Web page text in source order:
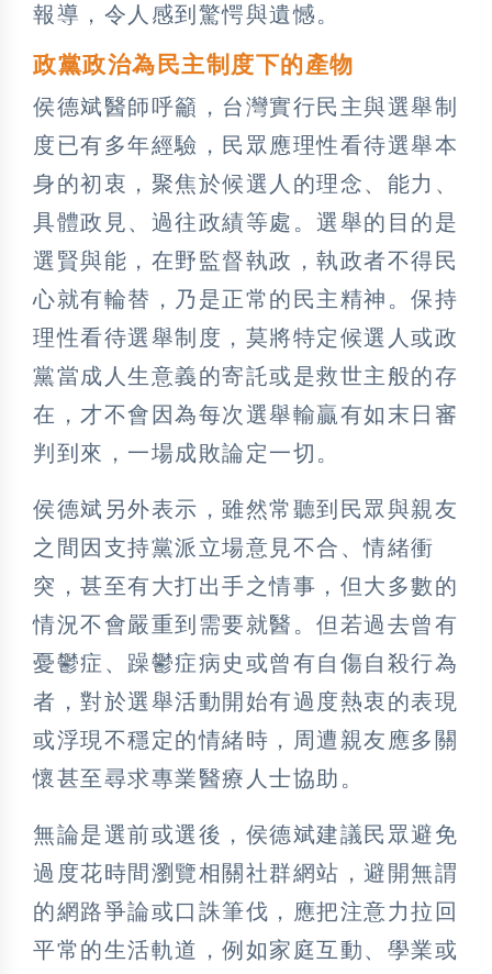
報導，令人感到驚愕與遺憾。
政黨政治為民主制度下的產物
侯德斌醫師呼籲，台灣實行民主與選舉制
度已有多年經驗，民眾應理性看待選舉本
身的初衷，聚焦於候選人的理念、能力、
具體政見、過往政績等處。選舉的目的是
選賢與能，在野監督執政，執政者不得民
心就有輪替，乃是正常的民主精神。保持
理性看待選舉制度，莫將特定候選人或政
黨當成人生意義的寄託或是救世主般的存
在，才不會因為每次選舉輸贏有如末日審
判到來，一場成敗論定一切。
侯德斌另外表示，雖然常聽到民眾與親友
之間因支持黨派立場意見不合、情緒衝
突，甚至有大打出手之情事，但大多數的
情況不會嚴重到需要就醫。但若過去曾有
憂鬱症、躁鬱症病史或曾有自傷自殺行為
者，對於選舉活動開始有過度熱衷的表現
或浮現不穩定的情緒時，周遭親友應多關
懷甚至尋求專業醫療人士協助。
無論是選前或選後，侯德斌建議民眾避免
過度花時間瀏覽相關社群網站，避開無謂
的網路爭論或口誅筆伐，應把注意力拉回
平常的生活軌道，例如家庭互動、學業或